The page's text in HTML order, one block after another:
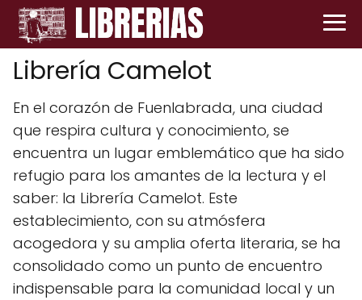
Librería Camelot
En el corazón de Fuenlabrada, una ciudad
que respira cultura y conocimiento, se
encuentra un lugar emblemático que ha sido
refugio para los amantes de la lectura y el
saber: la Librería Camelot. Este
establecimiento, con su atmósfera
acogedora y su amplia oferta literaria, se ha
consolidado como un punto de encuentro
indispensable para la comunidad local y un